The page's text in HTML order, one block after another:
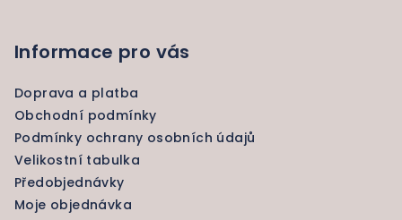
Informace pro vás
Doprava a platba
Obchodní podmínky
Podmínky ochrany osobních údajů
Velikostní tabulka
Předobjednávky
Moje objednávka